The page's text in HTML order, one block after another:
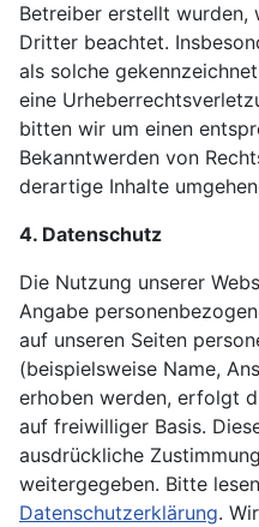
Betreiber erstellt wurden,
Dritter beachtet.
als solche
eine
bitten wir um einen
Bekanntwerden von
derartige Inhalte
4. Datenschutz
Die Nutzung unserer
Angabe
auf unseren Seiten
(beispielsweise Name,
erhoben werden, erfolgt
auf freiwilliger Basis.
ausdrückliche
weitergegeben. Bitte
Datenschutzerklärung.